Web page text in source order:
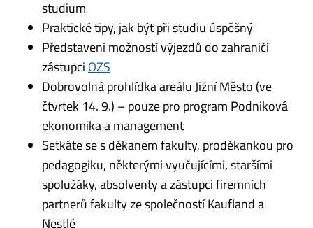
studium
Praktické tipy, jak být při studiu úspěšný
Představení možností výjezdů do zahraničí
zástupci OZS
Dobrovolná prohlídka areálu Jižní Město (ve
čtvrtek 14. 9.) – pouze pro program Podniková
ekonomika a management
Setkáte se s děkanem fakulty, proděkankou pro
pedagogiku, některými vyučujícími, staršími
spolužáky, absolventy a zástupci firemních
partnerů fakulty ze společností Kaufland a
Nestlé